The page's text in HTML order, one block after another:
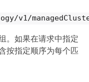
v1/
。如果在请求中指定
按指定顺序为每个匹